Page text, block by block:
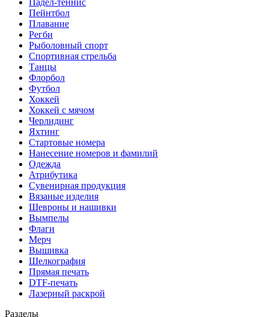
Падел-теннис
Пейнтбол
Плавание
Регби
Рыболовный спорт
Спортивная стрельба
Танцы
Флорбол
Футбол
Хоккей
Хоккей с мячом
Черлидинг
Яхтинг
Стартовые номера
Нанесение номеров и фамилий
Одежда
Атрибутика
Сувенирная продукция
Вязаные изделия
Шевроны и нашивки
Вымпелы
Флаги
Мерч
Вышивка
Шелкография
Прямая печать
DTF-печать
Лазерный раскрой
Разделы